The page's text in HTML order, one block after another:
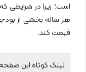
است؛ زیرا در
هر ساله بخشی از
قیمت کند.
لینک کوتاه این